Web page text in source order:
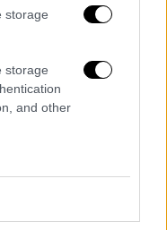
storage
storage
and other
μίλησε και για
και τις
ακόμη και όταν
για τα
δω. Τα νούμερα
και τώρα που